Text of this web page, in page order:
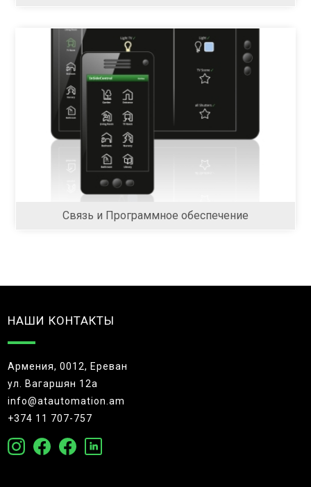
Связь и Программное обеспечение
НАШИ КОНТАКТЫ
Армения, 0012, Ереван
ул. Вагаршян 12а
info@atautomation.am
+374 11 707-757